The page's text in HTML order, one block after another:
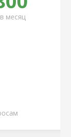
месяц